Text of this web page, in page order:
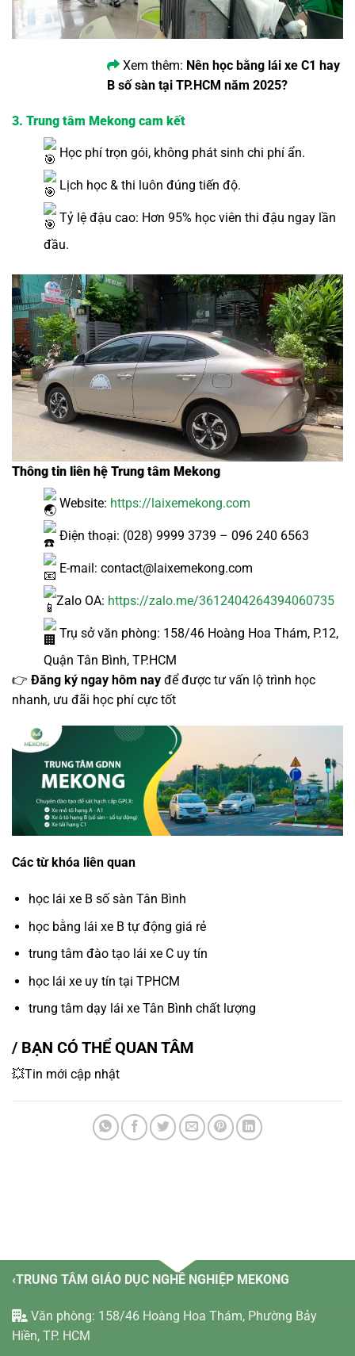
Xem thêm: Nên học bằng lái xe C1 hay
B số sàn tại TP.HCM năm 2025?
3. Trung tâm Mekong cam kết
Học phí trọn gói, không phát sinh chi phí ẩn.
Lịch học & thi luôn đúng tiến độ.
Tỷ lệ đậu cao: Hơn 95% học viên thi đậu ngay lần
đầu.
Thông tin liên hệ Trung tâm Mekong
Website: https://laixemekong.com
Điện thoại: (028) 9999 3739 – 096 240 6563
E-mail: contact@laixemekong.com
Zalo OA: https://zalo.me/3612404264394060735
Trụ sở văn phòng: 158/46 Hoàng Hoa Thám, P.12,
Quận Tân Bình, TP.HCM
👉 Đăng ký ngay hôm nay để được tư vấn lộ trình học
nhanh, ưu đãi học phí cực tốt
Các từ khóa liên quan
học lái xe B số sàn Tân Bình
học bằng lái xe B tự động giá rẻ
trung tâm đào tạo lái xe C uy tín
học lái xe uy tín tại TPHCM
trung tâm dạy lái xe Tân Bình chất lượng
/ BẠN CÓ THỂ QUAN TÂM
💥Tin mới cập nhật
‹TRUNG TÂM GIÁO DỤC NGHỀ NGHIỆP MEKONG
Văn phòng: 158/46 Hoàng Hoa Thám, Phường Bảy
Hiền, TP. HCM